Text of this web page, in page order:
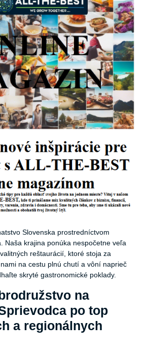
Slovenska prostredníctvom
Naša krajina ponúka nespočetne veľa
reštaurácií, ktoré stoja za
na cestu plnú chutí a vôní naprieč
skryté gastronomické poklady.
na
po top
a regionálnych